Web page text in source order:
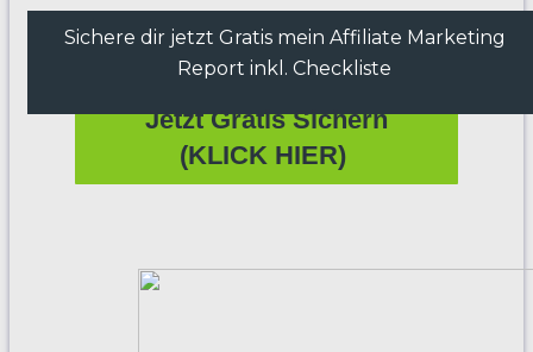
Sichere dir jetzt Gratis mein Affiliate Marketing
Report inkl. Checkliste
Jetzt Gratis Sichern
(KLICK HIER)